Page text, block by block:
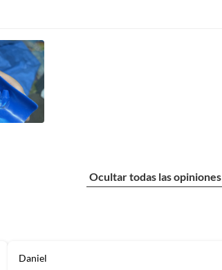
Ocultar todas las opiniones
Daniel